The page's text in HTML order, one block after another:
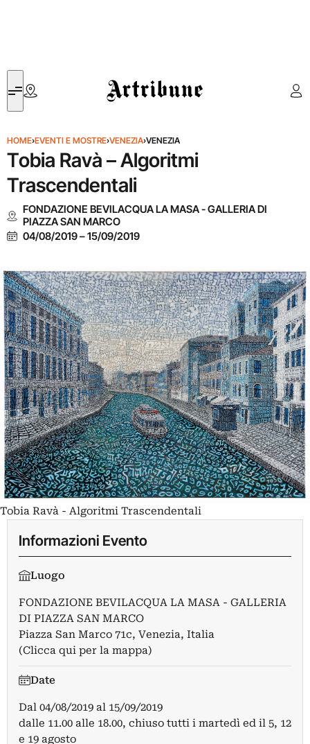
Artribune
HOME›EVENTI E MOSTRE›VENEZIA›VENEZIA
Tobia Ravà – Algoritmi
Trascendentali
FONDAZIONE BEVILACQUA LA MASA - GALLERIA DI
PIAZZA SAN MARCO
04/08/2019–15/09/2019
Tobia Ravà - Algoritmi Trascendentali
Informazioni Evento
Luogo
FONDAZIONE BEVILACQUA LA MASA - GALLERIA
DI PIAZZA SAN MARCO
Piazza San Marco 71c, Venezia, Italia
(Clicca qui per la mappa)
Date
Dal 04/08/2019 al 15/09/2019
dalle 11.00 alle 18.00, chiuso tutti i martedì ed il 5, 12
e 19 agosto